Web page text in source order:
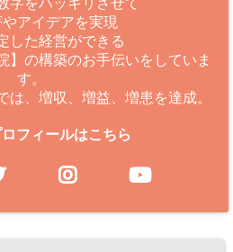
字をハッキリさせて
アイデアを実現
した経営ができる
】の構築のお手伝いをしていま
す。
は、増収、増益、増患を達成。
フィールはこちら